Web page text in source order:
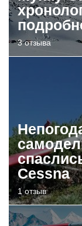
3 отзыва
Cessna
1 отзыв